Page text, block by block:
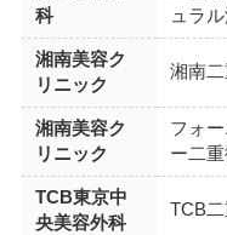
科
ュラ
湘南美容ク
リニック
湘南
湘南美容ク
リニック
フォ
ー二
TCB東京中
央美容外科
TCB